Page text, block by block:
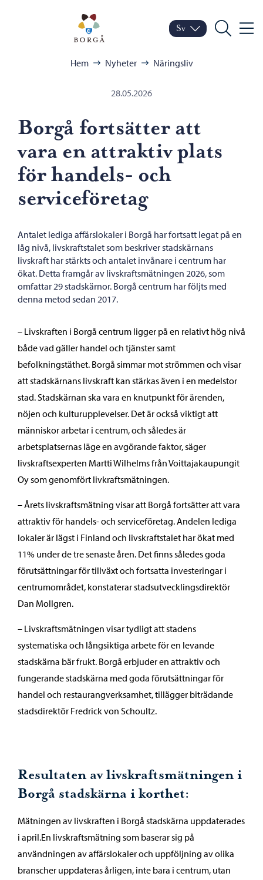
Porvoo – Gå till
Byt språk
Nuvarande språk:
Sv
Sök Meny
Hem Nyheter Näringsliv
28.05.2026
Borgå fortsätter att
vara en attraktiv plats
för handels- och
serviceföretag
Antalet lediga affärslokaler i Borgå har fortsatt legat på en
låg nivå, livskraftstalet som beskriver stadskärnans
livskraft har stärkts och antalet invånare i centrum har
ökat. Detta framgår av livskraftsmätningen 2026, som
omfattar 29 stadskärnor. Borgå centrum har följts med
denna metod sedan 2017.
– Livskraften i Borgå centrum ligger på en relativt hög nivå
både vad gäller handel och tjänster samt
befolkningstäthet. Borgå simmar mot strömmen och visar
att stadskärnans livskraft kan stärkas även i en medelstor
stad. Stadskärnan ska vara en knutpunkt för ärenden,
nöjen och kulturupplevelser. Det är också viktigt att
människor arbetar i centrum, och således är
arbetsplatsernas läge en avgörande faktor, säger
livskraftsexperten Martti Wilhelms från Voittajakaupungit
Oy som genomfört livkraftsmätningen.
– Årets livskraftsmätning visar att Borgå fortsätter att vara
attraktiv för handels- och serviceföretag. Andelen lediga
lokaler är lägst i Finland och livskraftstalet har ökat med
11% under de tre senaste åren. Det finns således goda
förutsättningar för tillväxt och fortsatta investeringar i
centrumområdet, konstaterar stadsutvecklingsdirektör
Dan Mollgren.
– Livskraftsmätningen visar tydligt att stadens
systematiska och långsiktiga arbete för en levande
stadskärna bär frukt. Borgå erbjuder en attraktiv och
fungerande stadskärna med goda förutsättningar för
handel och restaurangverksamhet, tillägger biträdande
stadsdirektör Fredrick von Schoultz.
Resultaten av livskraftsmätningen i
Borgå stadskärna i korthet:
Mätningen av livskraften i Borgå stadskärna uppdaterades
i april.En livskraftsmätning som baserar sig på
användningen av affärslokaler och uppföljning av olika
branscher uppdateras årligen, inte bara i centrum, utan